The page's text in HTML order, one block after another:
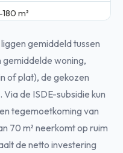
m²
gemiddeld tussen
woning,
of plat), de gekozen
de ISDE-subsidie kun
tegemoetkoming van
70 m² neerkomt op ruim
de netto investering